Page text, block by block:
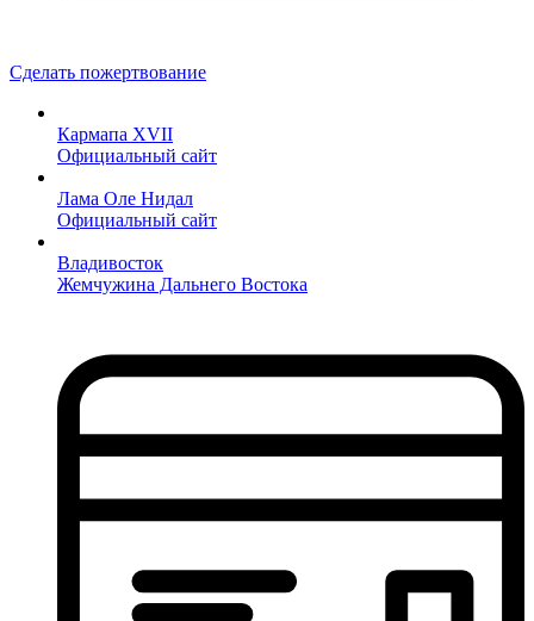
Сделать пожертвование
Кармапа XVII
Официальный сайт
Лама Оле Нидал
Официальный сайт
Владивосток
Жемчужина Дальнего Востока